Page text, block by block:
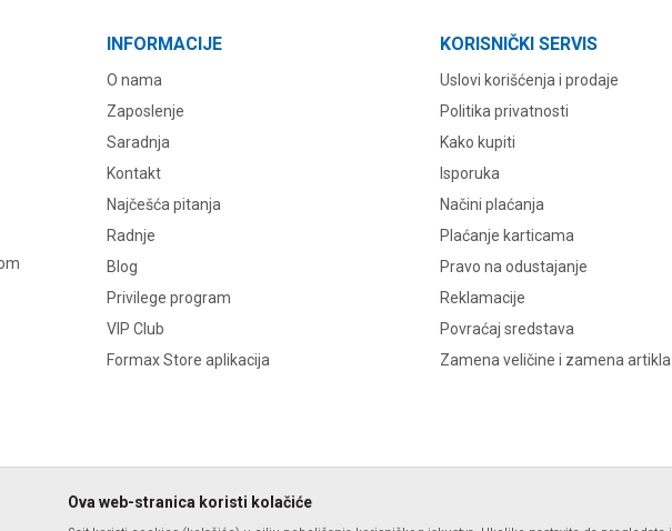
INFORMACIJE
O nama
Zaposlenje
Saradnja
Kontakt
Najčešća pitanja
Radnje
Blog
Privilege program
VIP Club
Formax Store aplikacija
KORISNIČKI SERVIS
Uslovi korišćenja i prodaje
Politika privatnosti
Kako kupiti
Isporuka
Načini plaćanja
Plaćanje karticama
Pravo na odustajanje
Reklamacije
Povraćaj sredstava
Zamena veličine i zamena
Ova web-stranica koristi kolačiće